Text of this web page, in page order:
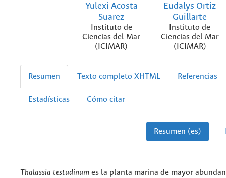
Yulexi Acosta
Suarez
Instituto de
Ciencias del Mar
(ICIMAR)
Eudalys Ortiz
Guillarte
Instituto de
Ciencias del Mar
(ICIMAR)
Resumen Texto completo XHTML Referencias
Estadísticas Cómo citar
Resumen (es)
Thalassia testudinum es la planta marina de mayor